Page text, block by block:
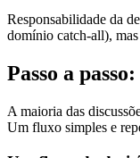
Responsabilidade da
domínio catch-all), mas
Passo a
A maioria das
Um fluxo simples e